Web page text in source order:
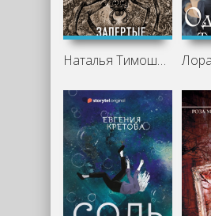
Наталья Тимошенко - Запертые во тьме